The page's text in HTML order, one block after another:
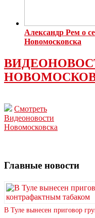
Александр Рем о
Новомосковска
Смотреть
Видеоновости
Новомосковска
Главные новости
В Туле вынесен приговор